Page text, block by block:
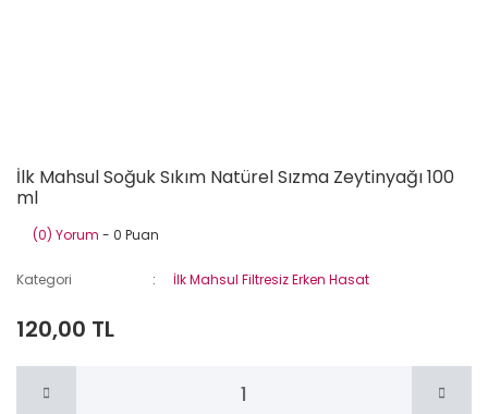
İlk Mahsul Soğuk Sıkım Natürel Sızma Zeytinyağı 100
ml
(0) Yorum - 0 Puan
Kategori İlk Mahsul Filtresiz Erken Hasat
120,00 TL